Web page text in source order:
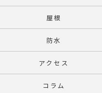
屋根
防水
アクセス
コラム